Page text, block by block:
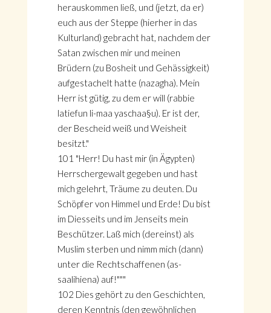
herauskommen ließ, und (jetzt, da er)
euch aus der Steppe (hierher in das
Kulturland) gebracht hat, nachdem der
Satan zwischen mir und meinen
Brüdern (zu Bosheit und Gehässigkeit)
aufgestachelt hatte (nazagha). Mein
Herr ist gütig, zu dem er will (rabbie
latiefun li-maa yaschaa§u). Er ist der,
der Bescheid weiß und Weisheit
besitzt."
101 "Herr! Du hast mir (in Ägypten)
Herrschergewalt gegeben und hast
mich gelehrt, Träume zu deuten. Du
Schöpfer von Himmel und Erde! Du bist
im Diesseits und im Jenseits mein
Beschützer. Laß mich (dereinst) als
Muslim sterben und nimm mich (dann)
unter die Rechtschaffenen (as-
saalihiena) auf!"""
102 Dies gehört zu den Geschichten,
deren Kenntnis (den gewöhnlichen